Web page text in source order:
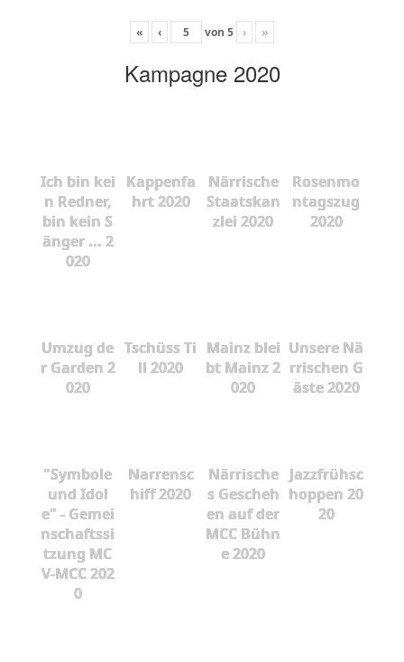
« ‹ von 5 › »
Kampagne 2020
Ich bin kei
n Redner,
bin kein S
änger ... 2
020
Kappenfa
hrt 2020
Närrische
Staatskan
zlei 2020
Rosenmo
ntagszug
2020
Umzug de
r Garden 2
020
Tschüss Ti
ll 2020
Mainz blei
bt Mainz 2
020
Unsere Nä
rrischen G
äste 2020
"Symbole
und Idol
e" - Gemei
nschaftssi
tzung MC
V-MCC 202
0
Narrensc
hiff 2020
Närrische
s Gescheh
en auf der
MCC Bühn
e 2020
Jazzfrühsc
hoppen 20
20